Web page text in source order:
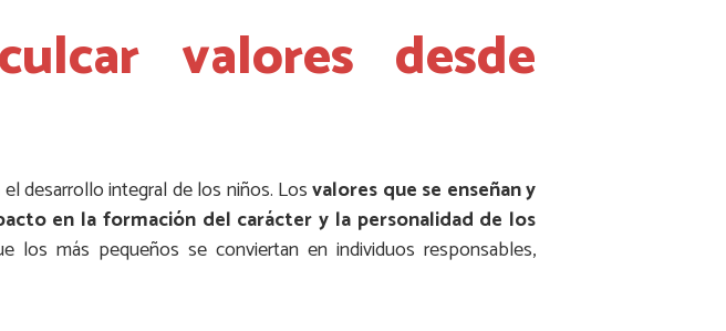
valores desde
desarrollo integral de los niños. Losvalores que se enseñan y
en la formación del carácter y la personalidad de los
los más pequeños se conviertan en individuos responsables,